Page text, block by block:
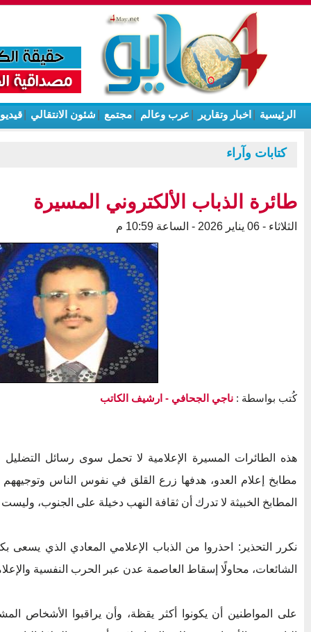
الرئيسية اخبار وتقارير عرب وعالم مجتمع شئون الانتقالي
كتابات وآراء
طائرة الذباب الألكتروني المسيرة
الثلاثاء - 06 يناير 2026 - الساعة 10:59 م
كُتب بواسطة : ناجي الجحافي - ارشيف الكاتب
هذه الطائرات المسيرة الإعلامية لا تحمل سوى رسائل التضليل
مطابخ إعلام العدو، هدفها زرع القلق في نفوس الناس
المطابخ الخبيثة لا تدرك أن ثقافة النهب دخيلة على الجنوب،
نكرر التحذير: احذروا من الذباب الإعلامي المعادي الذي يسعى
الشائعات، محاولًا إسقاط العاصمة عدن عبر الحرب النفسية
على المواطنين أن يكونوا أكثر يقظة، وأن يراقبوا الأشخاص